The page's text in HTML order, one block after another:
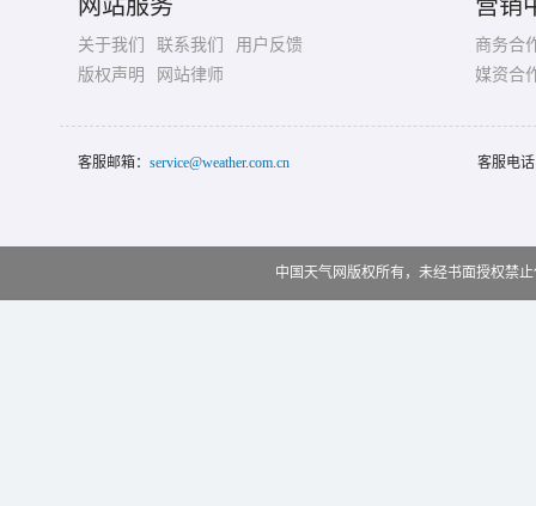
网站服务
关于我们 联系我们
用户反馈
版权声明
网站律师
营销
商务合
媒资合
客服邮箱： service@weather.com.cn 客服电
中国天气网版权所有，未经书面授权